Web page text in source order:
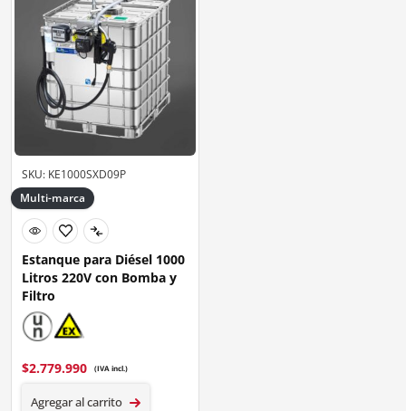
SKU: KE1000SXD09P
Multi-marca
Estanque para Diésel 1000
Litros 220V con Bomba y
Filtro
$2.779.990 (IVA incl.)
Agregar al carrito